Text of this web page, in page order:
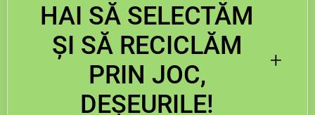
HAI SĂ SELECTĂM
ȘI SĂ RECICLĂM
PRIN JOC,
DEȘEURILE!
+